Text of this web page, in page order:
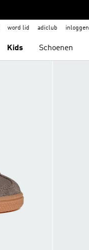
word lid adiclub inloggen
Kids Schoenen